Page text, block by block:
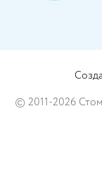
© 2011-2026